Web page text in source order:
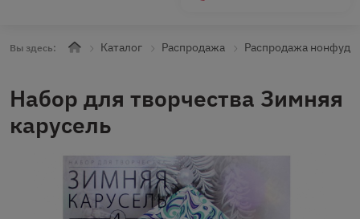
Вы здесь: Каталог Распродажа Распродажа нонфуд
Набор для творчества Зимняя
карусель